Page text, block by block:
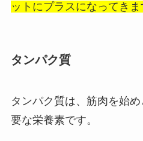
ットにプラスになってきま
タンパク質
タンパク質は、筋肉を始
要な栄養素です。